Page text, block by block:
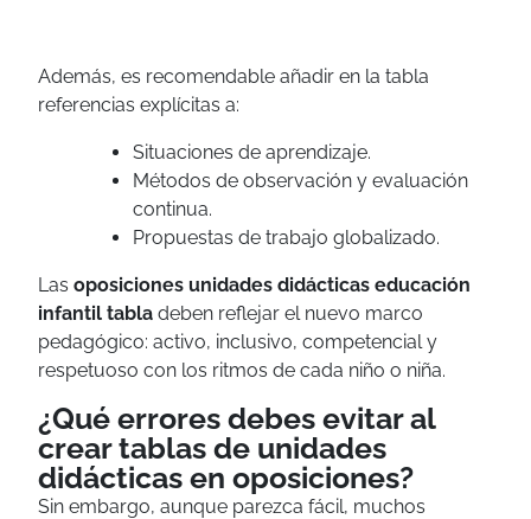
Además, es recomendable añadir en la tabla
referencias explícitas a:
Situaciones de aprendizaje.
Métodos de observación y evaluación
continua.
Propuestas de trabajo globalizado.
Las oposiciones unidades didácticas educación
infantil tabla deben reflejar el nuevo marco
pedagógico: activo, inclusivo, competencial y
respetuoso con los ritmos de cada niño o niña.
¿Qué errores debes evitar al
crear tablas de unidades
didácticas en oposiciones?
Sin embargo, aunque parezca fácil, muchos